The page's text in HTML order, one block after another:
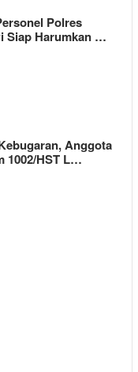
Polres
Siap Harumkan …
Anggota
1002/HST L…